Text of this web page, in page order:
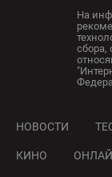
На
сбора,
НОВОСТИ
КИНО